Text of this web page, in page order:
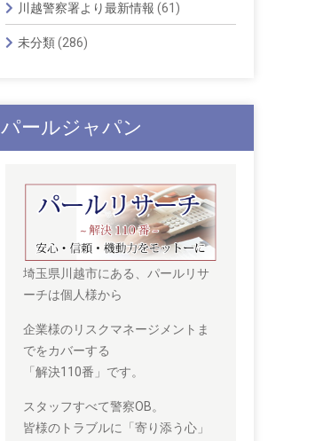
川越警察署より最新情報 (61)
未分類(286)
パールジャパン
埼玉県川越市にある、パールリサ
ーチは個人様から
企業様のリスクマネージメントま
でをカバーする
「解決110番」です。
スタッフすべて警察OB。
皆様のトラブルに「寄り添う心」